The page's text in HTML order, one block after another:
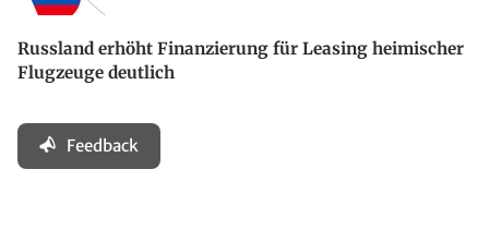
Russland erhöht Finanzierung für Leasing heimischer
Flugzeuge deutlich
Feedback